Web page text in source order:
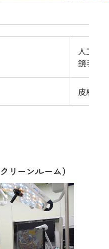
人工膝
鏡手術
皮膚皮
リーンルーム）